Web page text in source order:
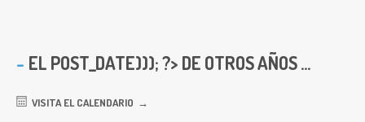
EL POST_DATE))); ?> DE OTROS AÑOS ...
VISITA EL CALENDARIO